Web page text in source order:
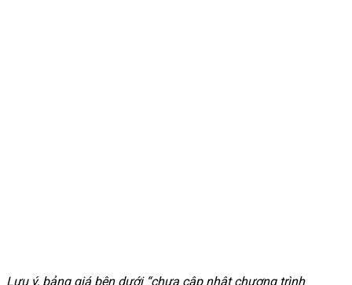
Lưu ý, bảng giá bên dưới “chưa cập nhật chương trình